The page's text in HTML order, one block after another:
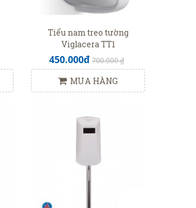
Tiểu nam treo tường
Viglacera TT1
450.000đ 700.000 ₫
MUA HÀNG